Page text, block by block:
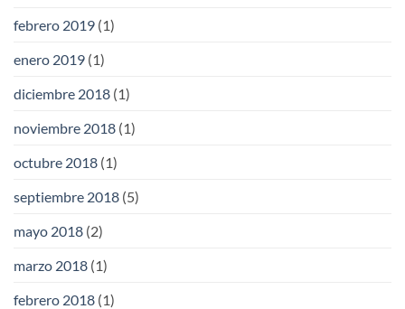
febrero 2019 (1)
enero 2019 (1)
diciembre 2018 (1)
noviembre 2018 (1)
octubre 2018 (1)
septiembre 2018 (5)
mayo 2018 (2)
marzo 2018 (1)
febrero 2018 (1)